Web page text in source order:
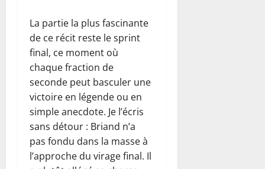
La partie la plus fascinante
de ce récit reste le sprint
final, ce moment où
chaque fraction de
seconde peut basculer une
victoire en légende ou en
simple anecdote. Je l’écris
sans détour : Briand n’a
pas fondu dans la masse à
l’approche du virage final. Il